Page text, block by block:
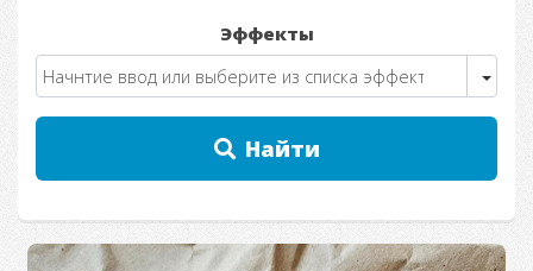
Эффекты
Найти